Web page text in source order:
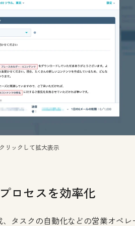
クリックして拡大表示
ロセスを効率化
タスクの自動化などの営業オペレ